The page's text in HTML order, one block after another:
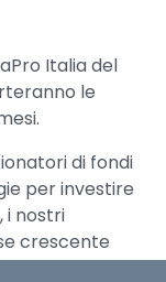
Italia del
le
di fondi
per investire
i nostri
crescente
del futuro